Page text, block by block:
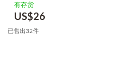
有存货
US$26
已售出32件